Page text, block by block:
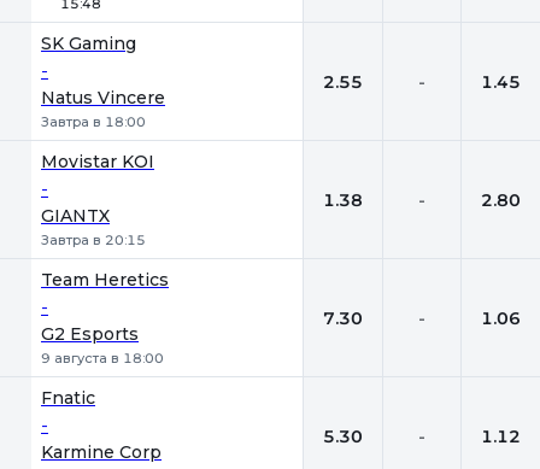
15:48
SK Gaming
-
Natus Vincere
Завтра в 18:00
2.55 - 1.45
Movistar KOI
-
GIANTX
Завтра в 20:15
1.38 - 2.80
Team Heretics
-
G2 Esports
9 августа в 18:00
7.30 - 1.06
Fnatic
-
Karmine Corp
5.30 - 1.12